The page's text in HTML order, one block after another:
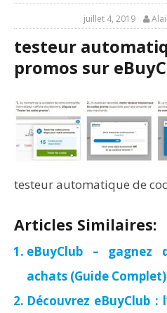
juillet 4, 2019
testeur
promos sur
testeur automatique de
Articles Similaires:
eBuyClub – gagnez
achats (Guide Complet)
Découvrez eBuyClub :